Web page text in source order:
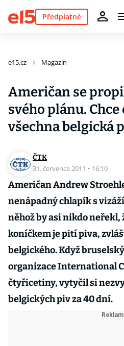
Předplatné
e15.cz Magazín
Američan se
svého plánu.
všechna belgická
ČTK
31. července 2011 · 16:10
Američan Andrew
nenápadný chlapík s
něhož by asi nikdo neřekl,
koníčkem je pití piva,
belgického. Když
organizace International
čtyřicetiny, vytyčil si
belgických piv za 40 dní.